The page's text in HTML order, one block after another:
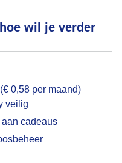
wil je verder
(€ 0,58 per maand)
veilig
cadeaus
voor het
op hebt gegeven,
je browser waarin